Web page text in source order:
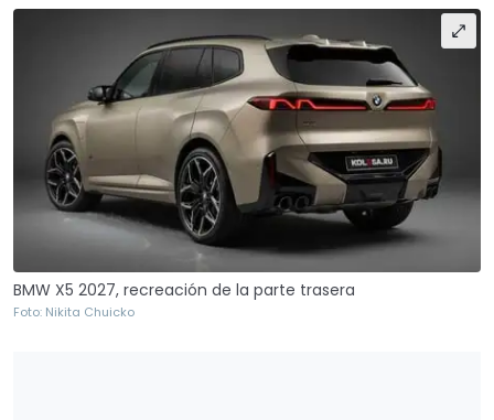
BMW X5 2027, recreación de la parte trasera
Foto: Nikita Chuicko